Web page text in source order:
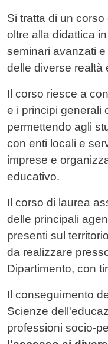
Si tratta di un
oltre alla didattica
seminari avanzati
delle diverse realtà
Il corso riesce a
e i principi generali
permettendo agli
con enti locali e
imprese e
educativo.
Il corso di laurea
delle principali
presenti sul
da realizzare
Dipartimento, con
Il conseguimento
Scienze
professioni socio-